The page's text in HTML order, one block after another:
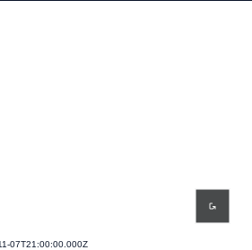
07T21:00:00.000Z